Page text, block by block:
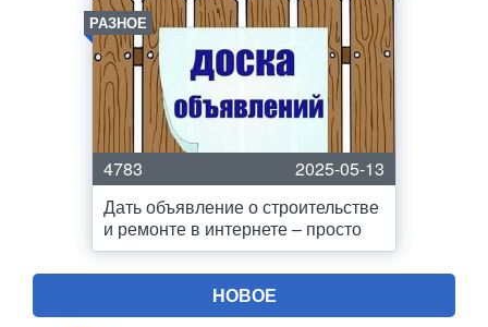
РАЗНОЕ
4783
2025-05-13
Дать объявление о строительстве
и ремонте в интернете – просто
НОВОЕ